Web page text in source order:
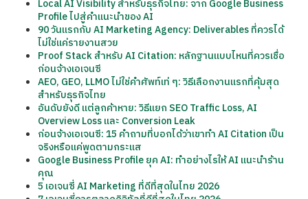
Local AI Visibility สำหรับธุรกิจไทย: จาก Google Business
Profile ไปสู่คำแนะนำของ AI
90 วันแรกกับ AI Marketing Agency: Deliverables ที่ควรได้
ไม่ใช่แค่รายงานสวย
Proof Stack สำหรับ AI Citation: หลักฐานแบบไหนที่ควรเชื่อ
ก่อนจ้างเอเจนซี
AEO, GEO, LLMO ไม่ใช่คำศัพท์เท่ ๆ: วิธีเลือกงานแรกที่คุ้มสุด
สำหรับธุรกิจไทย
อันดับยังดี แต่ลูกค้าหาย: วิธีแยก SEO Traffic Loss, AI
Overview Loss และ Conversion Leak
ก่อนจ้างเอเจนซี: 15 คำถามที่บอกได้ว่าเขาทำ AI Citation เป็น
จริงหรือแค่พูดตามกระแส
Google Business Profile ยุค AI: ทำอย่างไรให้ AI แนะนำร้าน
คุณ
5 เอเจนซี่ AI Marketing ที่ดีที่สุดในไทย 2026